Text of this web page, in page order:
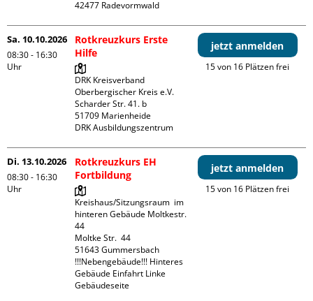
Sa. 10.10.2026
08:30 - 16:30
Uhr
Rotkreuzkurs Erste
Hilfe
DRK Kreisverband
Oberbergischer Kreis e.V.
Scharder Str. 41. b
51709 Marienheide
DRK Ausbildungszentrum
jetzt anmelden
15 von 16 Plätzen frei
Di. 13.10.2026
08:30 - 16:30
Uhr
Rotkreuzkurs EH
Fortbildung
Kreishaus/Sitzungsraum  im
hinteren Gebäude Moltkestr.
44
Moltke Str.  44
51643 Gummersbach
!!!Nebengebäude!!! Hinteres
Gebäude Einfahrt Linke
Gebäudeseite
jetzt anmelden
15 von 16 Plätzen frei